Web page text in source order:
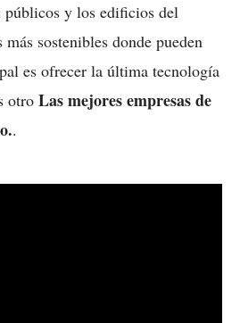
públicos y los edificios del
sostenibles donde pueden
es ofrecer la última tecnología
otro Las mejores empresas de
.